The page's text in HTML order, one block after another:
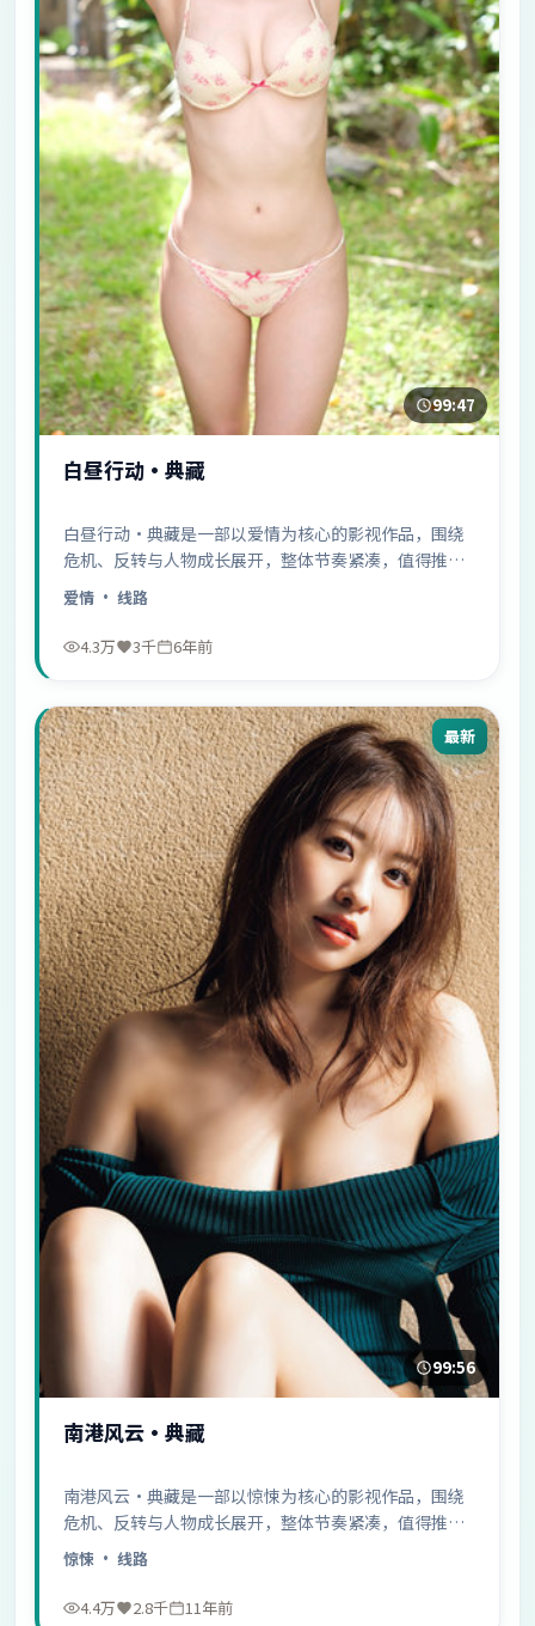
99:47
白昼行动·典藏
白昼行动·典藏是一部以爱情为核心的影视作品，围绕
危机、反转与人物成长展开，整体节奏紧凑，值得推荐
观看。
爱情 · 线路
4.3万 3千 6年前
最新
99:56
南港风云·典藏
南港风云·典藏是一部以惊悚为核心的影视作品，围绕
危机、反转与人物成长展开，整体节奏紧凑，值得推荐
观看。
惊悚 · 线路
4.4万 2.8千 11年前